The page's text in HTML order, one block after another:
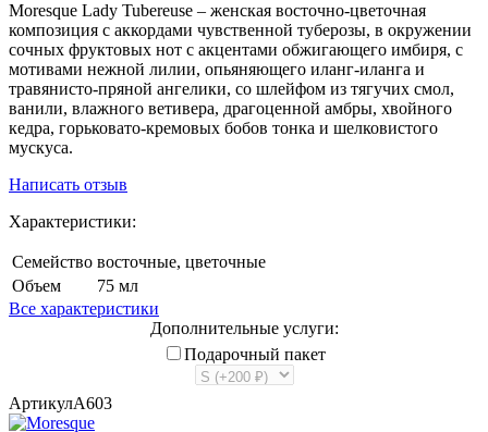
Moresque Lady Tubereuse – женская восточно-цветочная
композиция с аккордами чувственной туберозы, в окружении
сочных фруктовых нот с акцентами обжигающего имбиря, с
мотивами нежной лилии, опьяняющего иланг-иланга и
травянисто-пряной ангелики, со шлейфом из тягучих смол,
ванили, влажного ветивера, драгоценной амбры, хвойного
кедра, горьковато-кремовых бобов тонка и шелковистого
мускуса.
Написать отзыв
Характеристики:
Семейство восточные, цветочные
Объем
75 мл
Все характеристики
Дополнительные услуги:
Подарочный пакет
АртикулA603